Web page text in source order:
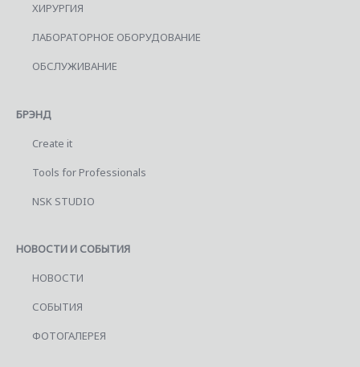
ХИРУРГИЯ
ЛАБОРАТОРНОЕ ОБОРУДОВАНИЕ
ОБСЛУЖИВАНИЕ
БРЭНД
Create it
Tools for Professionals
NSK STUDIO
НОВОСТИ И СОБЫТИЯ
НОВОСТИ
СОБЫТИЯ
ФОТОГАЛЕРЕЯ